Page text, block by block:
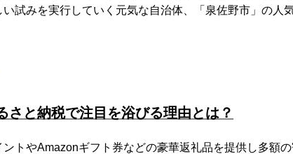
試みを実行していく元気な自治体、「泉佐野市」の人
さと納税で注目を浴びる理由とは？
トやAmazonギフト券などの豪華返礼品を提供し多額